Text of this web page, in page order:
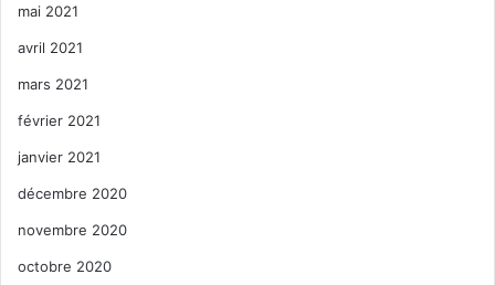
mai 2021
avril 2021
mars 2021
février 2021
janvier 2021
décembre 2020
novembre 2020
octobre 2020